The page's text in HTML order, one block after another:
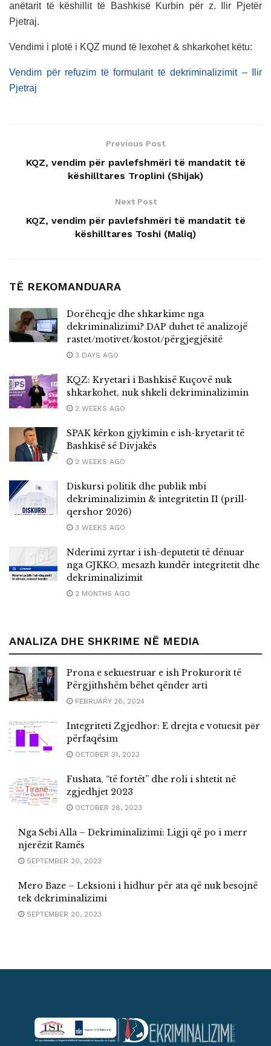
anëtarit të këshillit të Bashkisë Kurbin për z. Ilir Pjetër
Pjetraj.
Vendimi i plotë i KQZ mund të lexohet & shkarkohet këtu:
Vendim për refuzim të formularit të dekriminalizimit – Ilir
Pjetraj
Previous Post
KQZ, vendim për pavlefshmëri të mandatit të
këshilltares Troplini (Shijak)
Next Post
KQZ, vendim për pavlefshmëri të mandatit të
këshilltares Toshi (Maliq)
TË REKOMANDUARA
Dorëheqje dhe shkarkime nga
dekriminalizimi? DAP duhet të analizojë
rastet/motivet/kostot/përgjegjësitë
3 DAYS AGO
KQZ: Kryetari i Bashkisë Kuçovë nuk
shkarkohet, nuk shkeli dekriminalizimin
2 WEEKS AGO
SPAK kërkon gjykimin e ish-kryetarit të
Bashkisë së Divjakës
2 WEEKS AGO
Diskursi politik dhe publik mbi
dekriminalizimin & integritetin II (prill-
qershor 2026)
3 WEEKS AGO
Nderimi zyrtar i ish-deputetit të dënuar
nga GJKKO, mesazh kundër integritetit dhe
dekriminalizimit
2 MONTHS AGO
ANALIZA DHE SHKRIME NË MEDIA
Prona e sekuestruar e ish Prokurorit të
Përgjithshëm bëhet qënder arti
FEBRUARY 26, 2024
Integriteti Zgjedhor: E drejta e votuesit pёr
përfaqësim
OCTOBER 31, 2023
Fushata, “të fortët” dhe roli i shtetit në
zgjedhjet 2023
OCTOBER 28, 2023
Nga Sebi Alla – Dekriminalizimi: Ligji që po i merr
njerëzit Ramës
SEPTEMBER 20, 2023
Mero Baze – Leksioni i hidhur për ata që nuk besojnë
tek dekriminalizimi
SEPTEMBER 20, 2023